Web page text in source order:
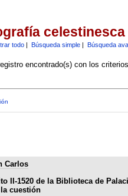
celestinesca
todo| Búsqueda simple| Búsqueda
encontrado(s) con los
Carlos
II-1520 de la Biblioteca de
cuestión